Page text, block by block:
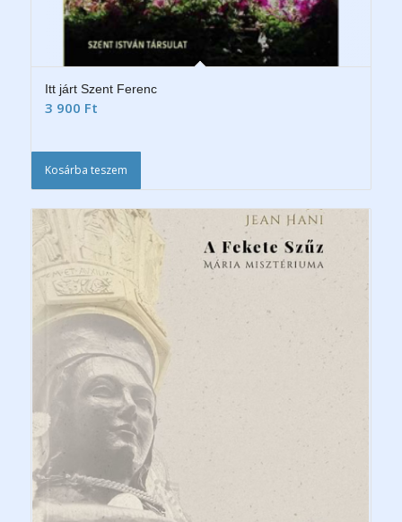
Itt járt Szent Ferenc
3 900 Ft
Kosárba teszem